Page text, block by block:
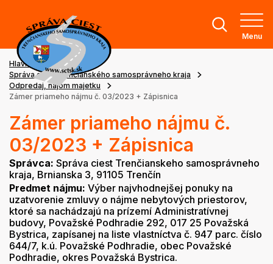
Menu
Hlavná stránka
Správa ciest Trenčianského samosprávneho kraja
Odpredaj, nájom majetku
Zámer priameho nájmu č. 03/2023 + Zápisnica
Zámer priameho nájmu č.
03/2023 + Zápisnica
Správca: Správa ciest Trenčianskeho samosprávneho
kraja, Brnianska 3, 91105 Trenčín
Predmet nájmu: Výber najvhodnejšej ponuky na
uzatvorenie zmluvy o nájme nebytových priestorov,
ktoré sa nachádzajú na prízemí Administratívnej
budovy, Považské Podhradie 292, 017 25 Považská
Bystrica, zapísanej na liste vlastníctva č. 947 parc. číslo
644/7, k.ú. Považské Podhradie, obec Považské
Podhradie, okres Považská Bystrica.